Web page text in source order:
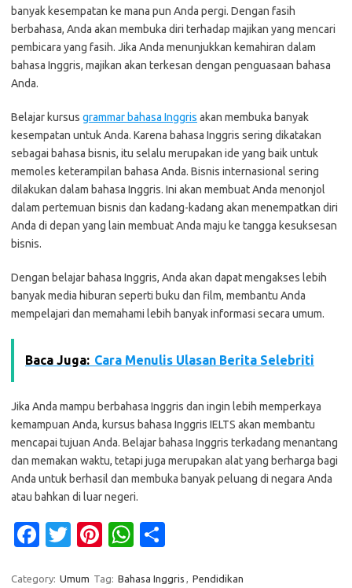
banyak kesempatan ke mana pun Anda pergi. Dengan fasih
berbahasa, Anda akan membuka diri terhadap majikan yang mencari
pembicara yang fasih. Jika Anda menunjukkan kemahiran dalam
bahasa Inggris, majikan akan terkesan dengan penguasaan bahasa
Anda.
Belajar kursus grammar bahasa Inggris akan membuka banyak
kesempatan untuk Anda. Karena bahasa Inggris sering dikatakan
sebagai bahasa bisnis, itu selalu merupakan ide yang baik untuk
memoles keterampilan bahasa Anda. Bisnis internasional sering
dilakukan dalam bahasa Inggris. Ini akan membuat Anda menonjol
dalam pertemuan bisnis dan kadang-kadang akan menempatkan diri
Anda di depan yang lain membuat Anda maju ke tangga kesuksesan
bisnis.
Dengan belajar bahasa Inggris, Anda akan dapat mengakses lebih
banyak media hiburan seperti buku dan film, membantu Anda
mempelajari dan memahami lebih banyak informasi secara umum.
Baca Juga: Cara Menulis Ulasan Berita Selebriti
Jika Anda mampu berbahasa Inggris dan ingin lebih memperkaya
kemampuan Anda, kursus bahasa Inggris IELTS akan membantu
mencapai tujuan Anda. Belajar bahasa Inggris terkadang menantang
dan memakan waktu, tetapi juga merupakan alat yang berharga bagi
Anda untuk berhasil dan membuka banyak peluang di negara Anda
atau bahkan di luar negeri.
Fa T
Pi
W
Category: Umum Tag: Bahasa Inggris , Pendidikan